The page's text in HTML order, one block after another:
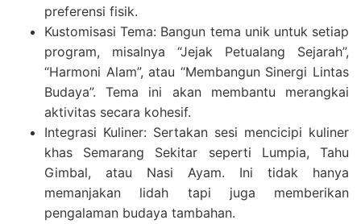
preferensi fisik.
Kustomisasi Tema: Bangun tema unik untuk setiap
program, misalnya “Jejak Petualang Sejarah”,
“Harmoni Alam”, atau “Membangun Sinergi Lintas
Budaya”. Tema ini akan membantu merangkai
aktivitas secara kohesif.
Integrasi Kuliner: Sertakan sesi mencicipi kuliner
khas Semarang Sekitar seperti Lumpia, Tahu
Gimbal, atau Nasi Ayam. Ini tidak hanya
memanjakan lidah tapi juga memberikan
pengalaman budaya tambahan.